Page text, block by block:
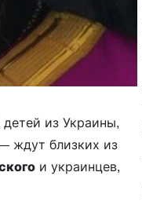
из Украины,
ждут близких из
и украинцев,